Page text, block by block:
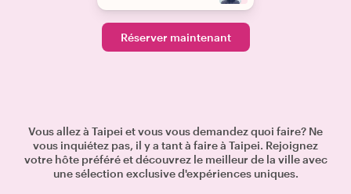
Réserver maintenant
Vous allez à Taipei et vous vous demandez quoi faire? Ne
vous inquiétez pas, il y a tant à faire à Taipei. Rejoignez
votre hôte préféré et découvrez le meilleur de la ville avec
une sélection exclusive d'expériences uniques.